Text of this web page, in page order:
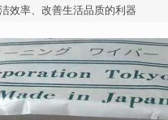
效率、改善生活品质的利器